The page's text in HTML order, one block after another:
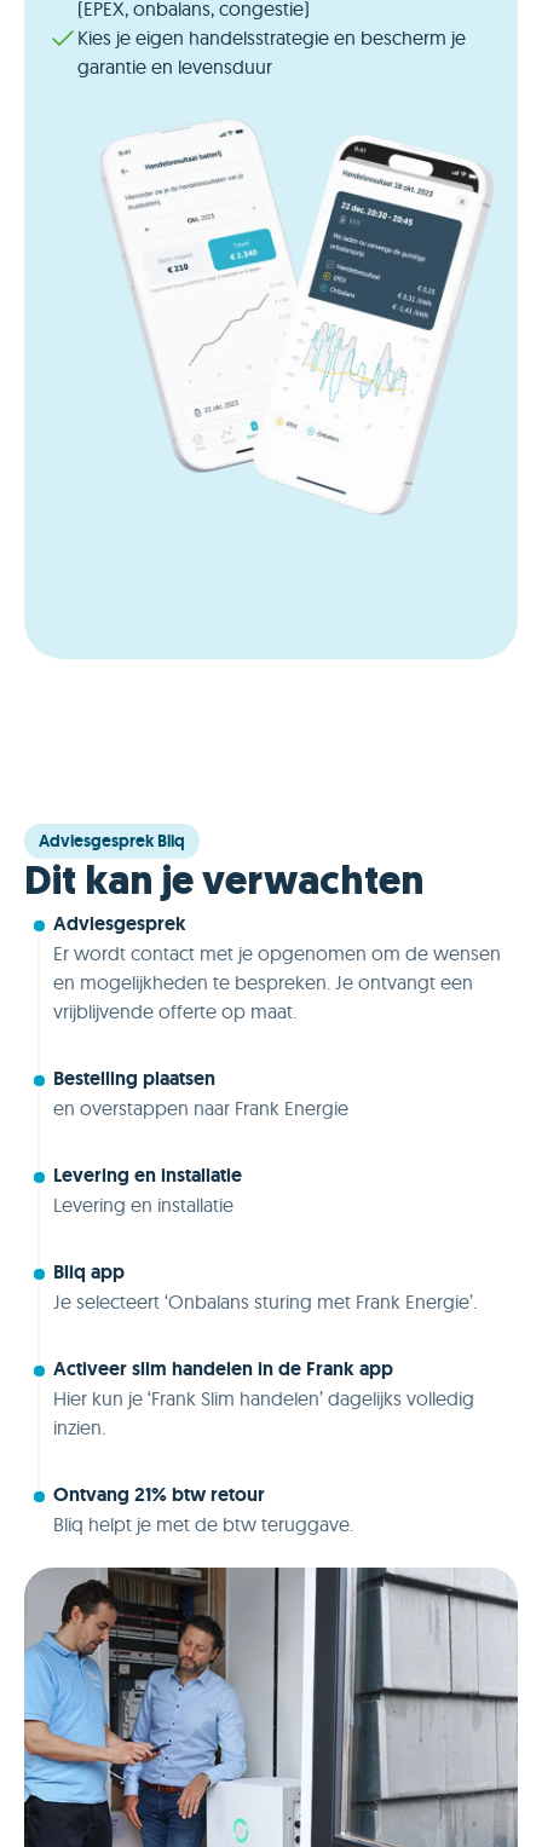
(EPEX, onbalans, congestie)
Kies je eigen handelsstrategie en bescherm je
garantie en levensduur
Adviesgesprek Bliq
Dit kan je verwachten
Adviesgesprek
Er wordt contact met je opgenomen om de wensen
en mogelijkheden te bespreken. Je ontvangt een
vrijblijvende offerte op maat.
Bestelling plaatsen
en overstappen naar Frank Energie
Levering en installatie
Levering en installatie
Bliq app
Je selecteert ‘Onbalans sturing met Frank Energie’.
Activeer slim handelen in de Frank app
Hier kun je ‘Frank Slim handelen’ dagelijks volledig
inzien.
Ontvang 21% btw retour
Bliq helpt je met de btw teruggave.